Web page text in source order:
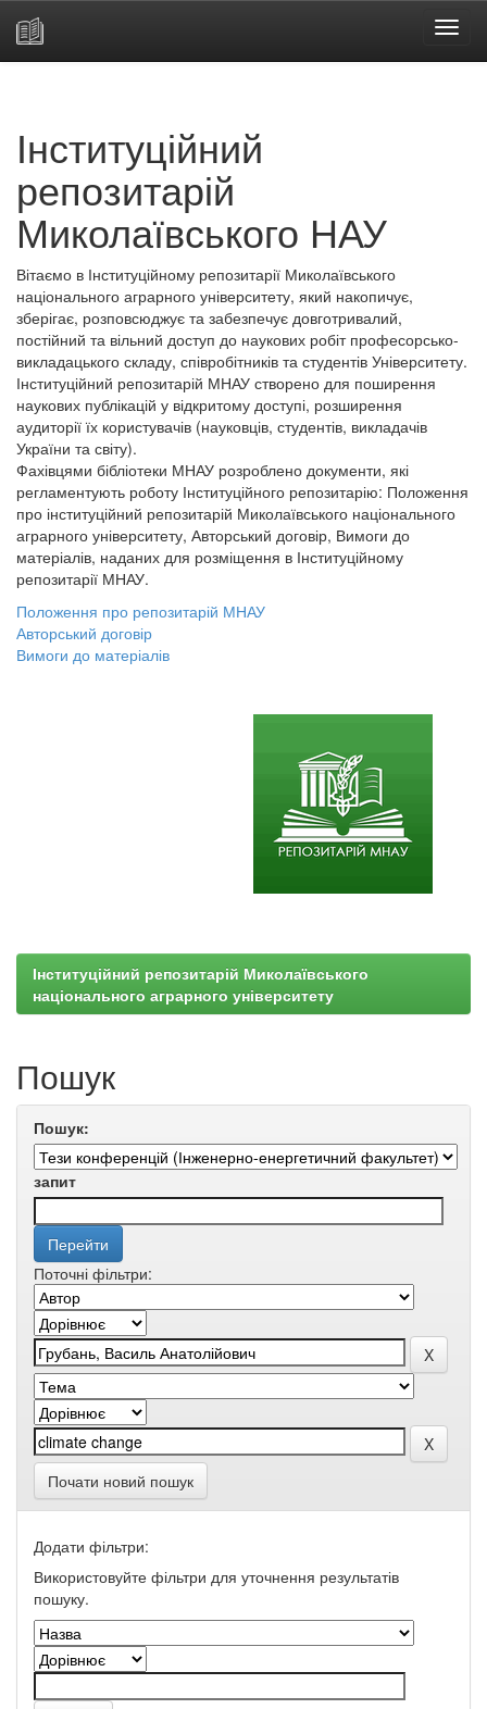
Інституційний
репозитарій
Миколаївського НАУ
Вітаємо в Інституційному репозитарії Миколаївського
національного аграрного університету, який накопичує,
зберігає, розповсюджує та забезпечує довготривалий,
постійний та вільний доступ до наукових робіт професорсько-
викладацького складу, співробітників та студентів Університету.
Інституційний репозитарій МНАУ створено для поширення
наукових публікацій у відкритому доступі, розширення
аудиторії їх користувачів (науковців, студентів, викладачів
України та світу).
Фахівцями бібліотеки МНАУ розроблено документи, які
регламентують роботу Інституційного репозитарію: Положення
про інституційний репозитарій Миколаївського національного
аграрного університету, Авторський договір, Вимоги до
матеріалів, наданих для розміщення в Інституційному
репозитарії МНАУ.
Положення про репозитарій МНАУ
Авторський договір
Вимоги до матеріалів
Інституційний репозитарій Миколаївського
національного аграрного університету
Пошук
Пошук:
запит
Поточні фільтри:
Почати новий пошук
Додати фільтри:
Використовуйте фільтри для уточнення результатів
пошуку.